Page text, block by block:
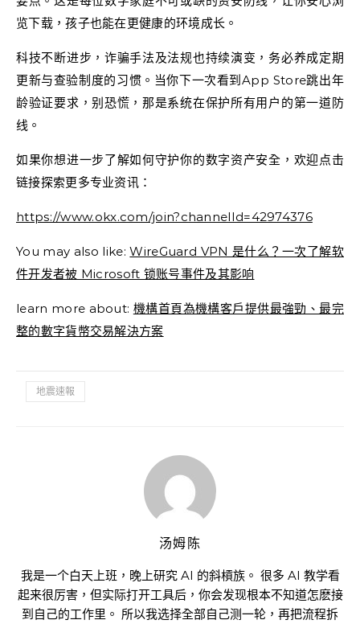
览下载，孩子也能在更健康的环境成长。
科技不断进步，诈骗手法及法规也持续演变，务必养成定期
更新与查验制度的习惯。当你下一次看到App Store跳出年
龄验证要求，别恐慌，那是系统在保护所有用户的第一道防
线。
如果你想进一步了解如何守护你的数字资产安全，欢迎点击
链接探索更多专业资讯：
https://www.okx.com/join?channelId=42974376
You may also like:WireGuard VPN 是什么？一次了解软
件开发者被 Microsoft 锁账号事件及其影响
learn more about: 機構首頁為機構客戶提供最強勁、最完
整的數字貨幣交易解決方案
地震速報
汤姆陈
我是一个白天上班，晚上研究 AI 的斜槓族。 很多 AI 教学看
起来很厉害，但实际打开工具后，你会发现根本不知道怎麽接
到自己的工作里。 所以我选择全部自己测一轮，再把流程拆